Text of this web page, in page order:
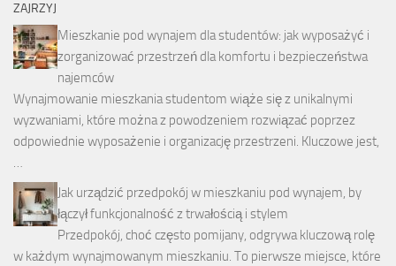
ZAJRZYJ
Mieszkanie pod wynajem dla studentów: jak wyposażyć i
zorganizować przestrzeń dla komfortu i bezpieczeństwa
najemców
Wynajmowanie mieszkania studentom wiąże się z unikalnymi
wyzwaniami, które można z powodzeniem rozwiązać poprzez
odpowiednie wyposażenie i organizację przestrzeni. Kluczowe jest,
…
Jak urządzić przedpokój w mieszkaniu pod wynajem, by
łączył funkcjonalność z trwałością i stylem
Przedpokój, choć często pomijany, odgrywa kluczową rolę
w każdym wynajmowanym mieszkaniu. To pierwsze miejsce, które